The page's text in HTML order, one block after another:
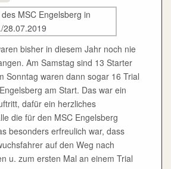
bisher in diesem Jahr noch nie
Am Samstag sind 13 Starter
Sonntag waren dann sogar 16 Trial
am Start. Das war ein
dafür ein herzliches
die für den MSC Engelsberg
besonders erfreulich war, dass
auf den Weg nach
u. zum ersten Mal an einem Trial